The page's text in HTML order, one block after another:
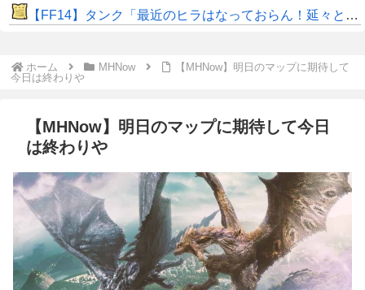
【FF14】タンク「最近のヒラはなっておらん！延々と攻撃しおって回復が遅いんじゃ！」←これって本当なのか？
ホーム MHNow
【MHNow】明日のマップに期待して
今日は終わりや
【MHNow】明日のマップに期待して今日
は終わりや